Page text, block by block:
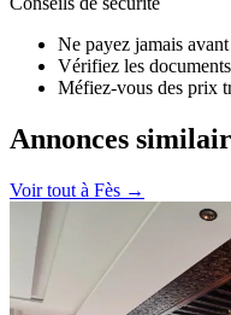
Ne payez jamais
Vérifiez les
Méfiez-vous des prix
Annonces
Voir tout à Fès →